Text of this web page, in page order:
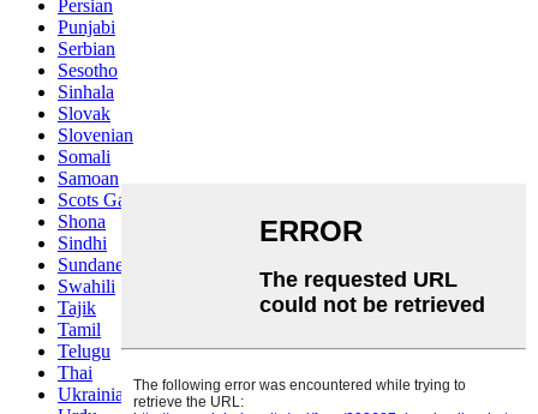
Persian
Punjabi
Serbian
Sesotho
Sinhala
Slovak
Slovenian
Somali
Samoan
Scots Gaelic
Shona
Sindhi
Sundanese
Swahili
Tajik
Tamil
Telugu
Thai
Ukrainian